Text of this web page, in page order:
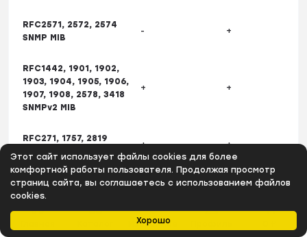
Хорошо
Этот сайт использует файлы cookies для более
комфортной работы пользователя. Продолжая просмотр
страниц сайта, вы соглашаетесь с использованием файлов
cookies.
Избранное
RFC2571, 2572, 2574
SNMP MIB
- +
RFC1442, 1901, 1902,
1903, 1904, 1905, 1906,
1907, 1908, 2578, 3418
SNMPv2 MIB
+ +
RFC271, 1757, 2819
RMON MIB
+ +
RFC2021 RMONv2 MIB + +
RFC1398, 1643, 1650,
+